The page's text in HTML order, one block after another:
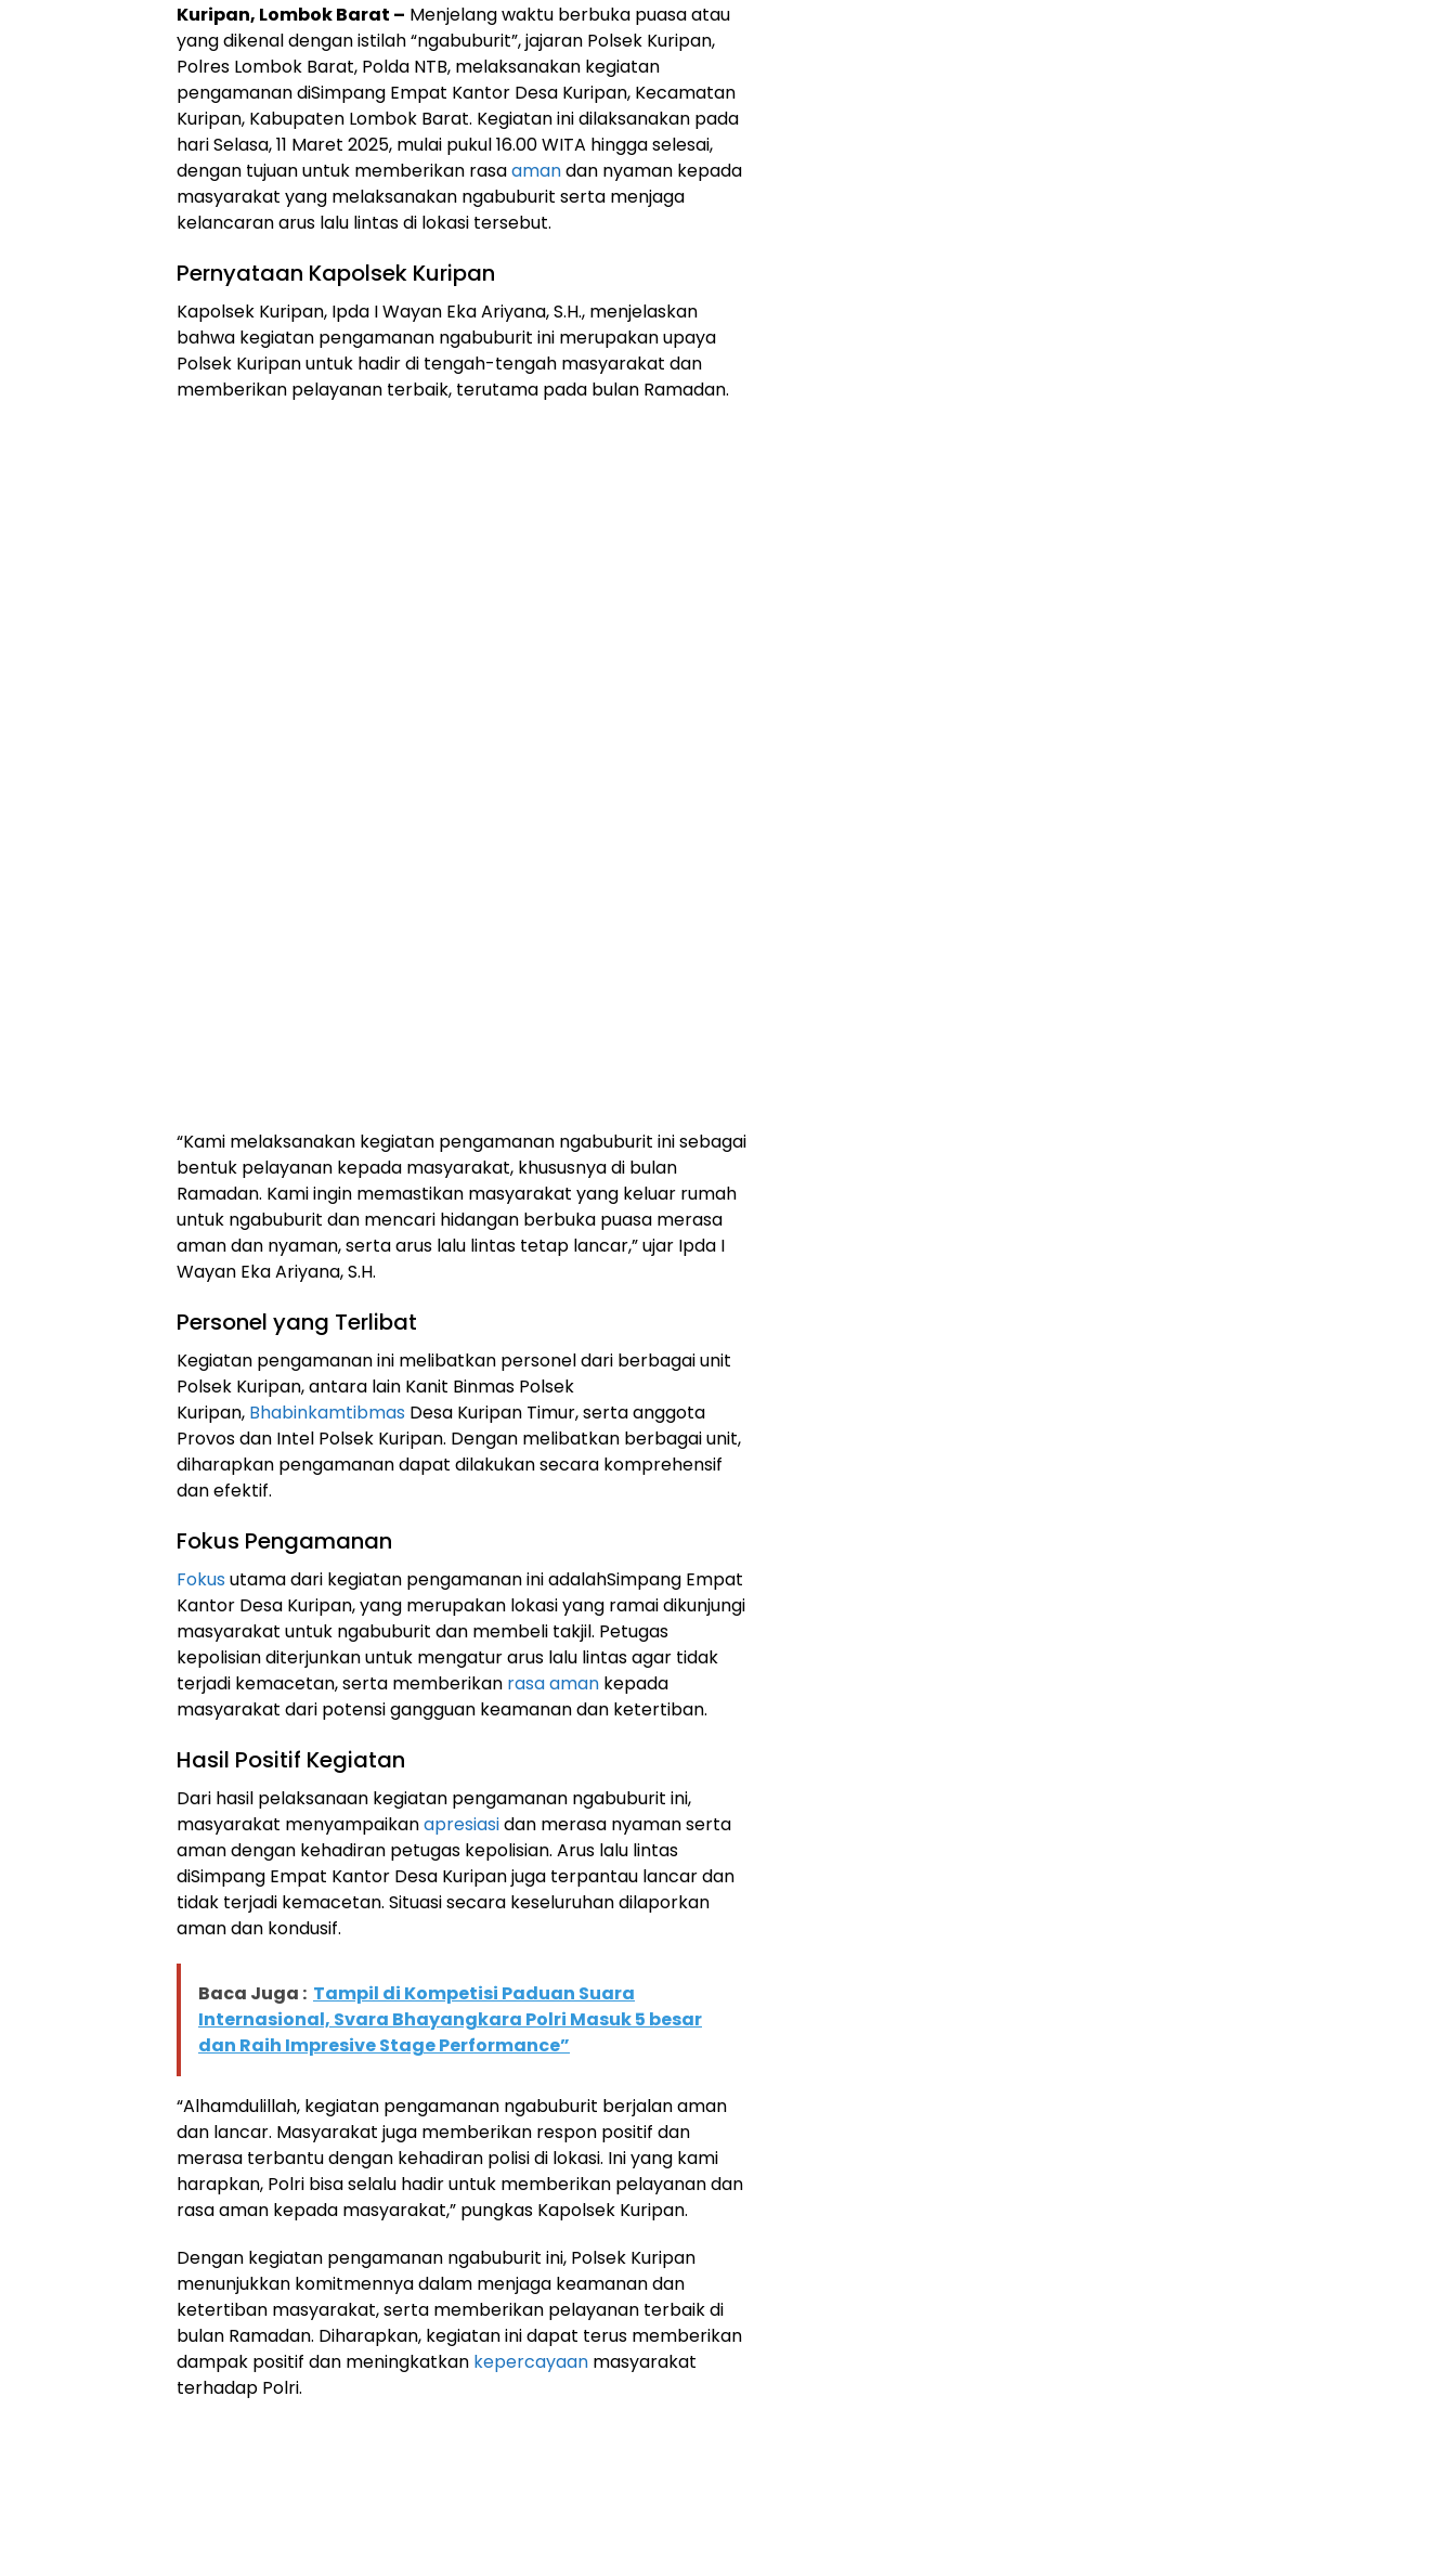
Kuripan, Lombok Barat – Menjelang waktu berbuka puasa atau
yang dikenal dengan istilah “ngabuburit”, jajaran Polsek Kuripan,
Polres Lombok Barat, Polda NTB, melaksanakan kegiatan
pengamanan diSimpang Empat Kantor Desa Kuripan, Kecamatan
Kuripan, Kabupaten Lombok Barat. Kegiatan ini dilaksanakan pada
hari Selasa, 11 Maret 2025, mulai pukul 16.00 WITA hingga selesai,
dengan tujuan untuk memberikan rasaamandan nyaman kepada
masyarakat yang melaksanakan ngabuburit serta menjaga
kelancaran arus lalu lintas di lokasi tersebut.
Pernyataan Kapolsek Kuripan
Kapolsek Kuripan, Ipda I Wayan Eka Ariyana, S.H., menjelaskan
bahwa kegiatan pengamanan ngabuburit ini merupakan upaya
Polsek Kuripan untuk hadir di tengah-tengah masyarakat dan
memberikan pelayanan terbaik, terutama pada bulan Ramadan.
“Kami melaksanakan kegiatan pengamanan ngabuburit ini sebagai
bentuk pelayanan kepada masyarakat, khususnya di bulan
Ramadan. Kami ingin memastikan masyarakat yang keluar rumah
untuk ngabuburit dan mencari hidangan berbuka puasa merasa
aman dan nyaman, serta arus lalu lintas tetap lancar,” ujar Ipda I
Wayan Eka Ariyana, S.H.
Personel yang Terlibat
Kegiatan pengamanan ini melibatkan personel dari berbagai unit
Polsek Kuripan, antara lain Kanit Binmas Polsek
Kuripan, Bhabinkamtibmas Desa Kuripan Timur, serta anggota
Provos dan Intel Polsek Kuripan. Dengan melibatkan berbagai unit,
diharapkan pengamanan dapat dilakukan secara komprehensif
dan efektif.
Fokus Pengamanan
Fokus utama dari kegiatan pengamanan ini adalahSimpang Empat
Kantor Desa Kuripan, yang merupakan lokasi yang ramai dikunjungi
masyarakat untuk ngabuburit dan membeli takjil. Petugas
kepolisian diterjunkan untuk mengatur arus lalu lintas agar tidak
terjadi kemacetan, serta memberikan rasa aman kepada
masyarakat dari potensi gangguan keamanan dan ketertiban.
Hasil Positif Kegiatan
Dari hasil pelaksanaan kegiatan pengamanan ngabuburit ini,
masyarakat menyampaikanapresiasidan merasa nyaman serta
aman dengan kehadiran petugas kepolisian. Arus lalu lintas
diSimpang Empat Kantor Desa Kuripan juga terpantau lancar dan
tidak terjadi kemacetan. Situasi secara keseluruhan dilaporkan
aman dan kondusif.
Baca Juga : Tampil di Kompetisi Paduan Suara
Internasional, Svara Bhayangkara Polri Masuk 5 besar
dan Raih Impresive Stage Performance”
“Alhamdulillah, kegiatan pengamanan ngabuburit berjalan aman
dan lancar. Masyarakat juga memberikan respon positif dan
merasa terbantu dengan kehadiran polisi di lokasi. Ini yang kami
harapkan, Polri bisa selalu hadir untuk memberikan pelayanan dan
rasa aman kepada masyarakat,” pungkas Kapolsek Kuripan.
Dengan kegiatan pengamanan ngabuburit ini, Polsek Kuripan
menunjukkan komitmennya dalam menjaga keamanan dan
ketertiban masyarakat, serta memberikan pelayanan terbaik di
bulan Ramadan. Diharapkan, kegiatan ini dapat terus memberikan
dampak positif dan meningkatkan kepercayaan masyarakat
terhadap Polri.